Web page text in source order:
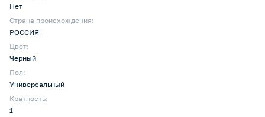
Нет
Страна происхождения:
РОССИЯ
Цвет:
Черный
Пол:
Универсальный
Кратность:
1